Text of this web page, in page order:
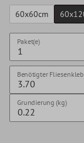
60x60cm
Paket(e)
Benötigter
Grundierung (kg)